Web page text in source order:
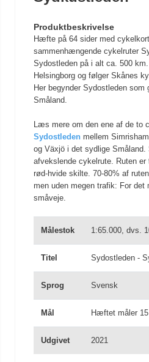
Produktbeskrivelse
Hæfte på 64 sider med
sammenhængende cykelruter
Sydostleden på i alt ca. 500
Helsingborg og følger Skånes
Her begynder Sydostleden som
Småland.
Læs mere om den ene af de to
Sydostleden mellem
og Växjö i det sydlige Småland.
afvekslende cykelrute. Ruten
rød-hvide skilte. 70-80% af
men uden megen trafik: For det
småveje.
Målestok 1:65.000, dvs.
Titel Sydostleden -
Sprog Svensk
Mål Hæftet måler
Udgivet 2021